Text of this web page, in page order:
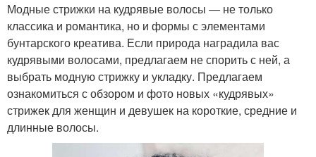
Модные стрижки на кудрявые волосы — не только
классика и романтика, но и формы с элементами
бунтарского креатива. Если природа наградила вас
кудрявыми волосами, предлагаем не спорить с ней, а
выбрать модную стрижку и укладку.⁣⁣ Предлагаем
ознакомиться с обзором и фото новых «кудрявых»
стрижек для женщин и девушек на короткие, средние и
длинные волосы.